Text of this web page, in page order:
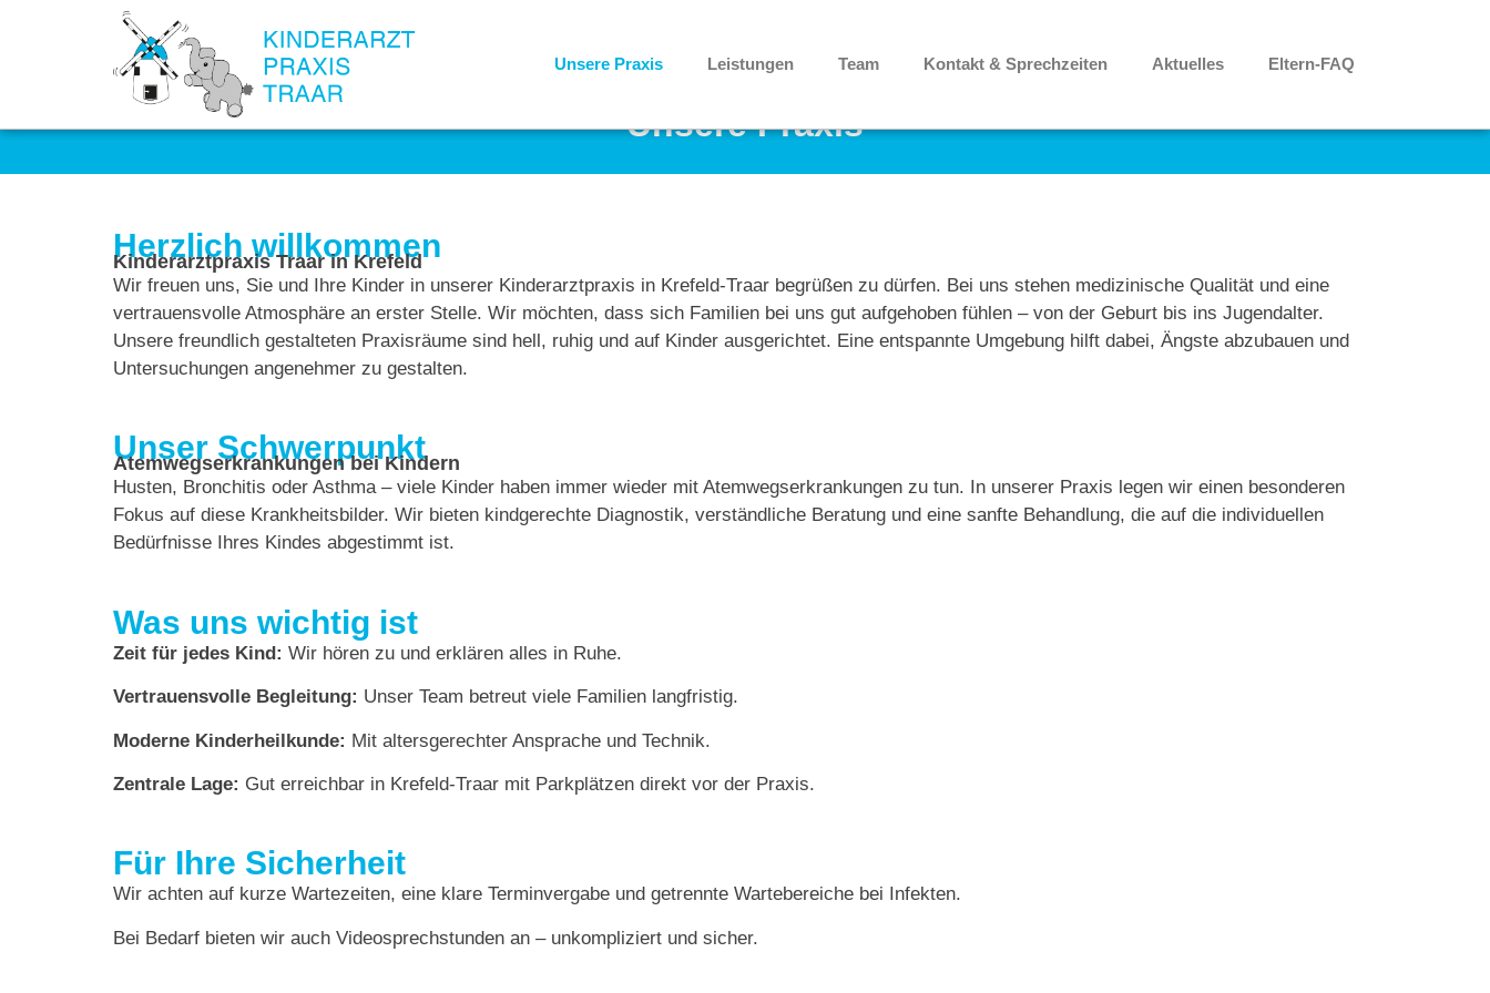
Unsere Praxis Leistungen Team Kontakt & Sprechzeiten Aktuelles Eltern-FAQ
Unsere Praxis
Herzlich willkommen
Kinderarztpraxis Traar in Krefeld
Wir freuen uns, Sie und Ihre Kinder in unserer Kinderarztpraxis in Krefeld-Traar begrüßen zu dürfen. Bei uns stehen medizinische Qualität und eine
vertrauensvolle Atmosphäre an erster Stelle. Wir möchten, dass sich Familien bei uns gut aufgehoben fühlen – von der Geburt bis ins Jugendalter.
Unsere freundlich gestalteten Praxisräume sind hell, ruhig und auf Kinder ausgerichtet. Eine entspannte Umgebung hilft dabei, Ängste abzubauen und
Untersuchungen angenehmer zu gestalten.
Unser Schwerpunkt
Atemwegserkrankungen bei Kindern
Husten, Bronchitis oder Asthma – viele Kinder haben immer wieder mit Atemwegserkrankungen zu tun. In unserer Praxis legen wir einen besonderen
Fokus auf diese Krankheitsbilder. Wir bieten kindgerechte Diagnostik, verständliche Beratung und eine sanfte Behandlung, die auf die individuellen
Bedürfnisse Ihres Kindes abgestimmt ist.
Was uns wichtig ist
Zeit für jedes Kind: Wir hören zu und erklären alles in Ruhe.
Vertrauensvolle Begleitung: Unser Team betreut viele Familien langfristig.
Moderne Kinderheilkunde: Mit altersgerechter Ansprache und Technik.
Zentrale Lage: Gut erreichbar in Krefeld-Traar mit Parkplätzen direkt vor der Praxis.
Für Ihre Sicherheit
Wir achten auf kurze Wartezeiten, eine klare Terminvergabe und getrennte Wartebereiche bei Infekten.
Bei Bedarf bieten wir auch Videosprechstunden an – unkompliziert und sicher.